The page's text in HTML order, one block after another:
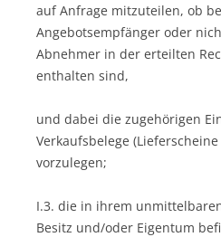
auf Anfrage mitzuteilen, ob
Angebotsempfänger oder
Abnehmer in der erteilten
enthalten sind,
und dabei die zugehörigen
Verkaufsbelege
vorzulegen;
I.3. die in ihrem
Besitz und/oder Eigentum